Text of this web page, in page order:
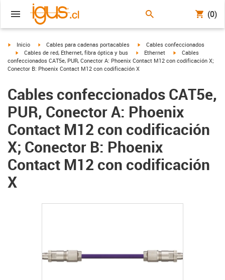
(0)
igus-icon-arrow-right
Inicio igus-icon-arrow-right
Cables para cadenas portacables igus-icon-arrow-right
Cables confeccionados
igus-icon-arrow-right
Cables de red, Ethernet, fibra óptica y bus igus-icon-arrow-right
Ethernet igus-icon-arrow-
Cables
confeccionados CAT5e, PUR, Conector A: Phoenix Contact M12 con codificación X;
Conector B: Phoenix Contact M12 con codificación X
Cables confeccionados CAT5e,
PUR, Conector A: Phoenix
Contact M12 con codificación
X; Conector B: Phoenix
Contact M12 con codificación
X